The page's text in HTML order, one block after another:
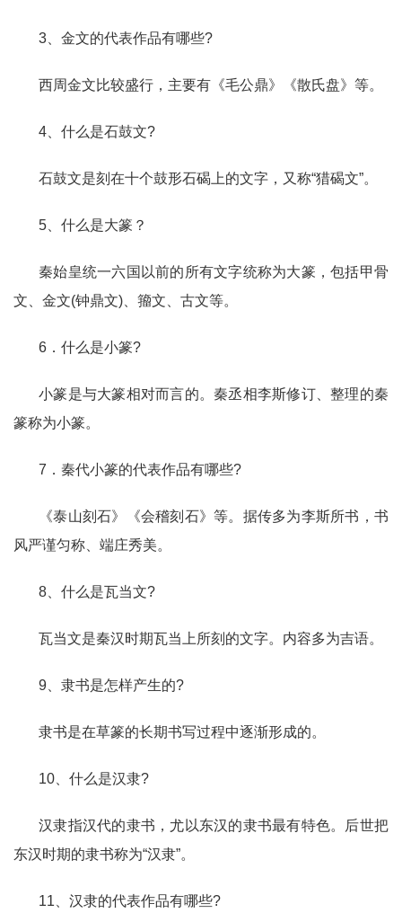
3、金文的代表作品有哪些?
西周金文比较盛行，主要有《毛公鼎》《散氏盘》等。
4、什么是石鼓文?
石鼓文是刻在十个鼓形石碣上的文字，又称“猎碣文”。
5、什么是大篆？
秦始皇统一六国以前的所有文字统称为大篆，包括甲骨
文、金文(钟鼎文)、籀文、古文等。
6．什么是小篆?
小篆是与大篆相对而言的。秦丞相李斯修订、整理的秦
篆称为小篆。
7．秦代小篆的代表作品有哪些?
《泰山刻石》《会稽刻石》等。据传多为李斯所书，书
风严谨匀称、端庄秀美。
8、什么是瓦当文?
瓦当文是秦汉时期瓦当上所刻的文字。内容多为吉语。
9、隶书是怎样产生的?
隶书是在草篆的长期书写过程中逐渐形成的。
10、什么是汉隶?
汉隶指汉代的隶书，尤以东汉的隶书最有特色。后世把
东汉时期的隶书称为“汉隶”。
11、汉隶的代表作品有哪些?